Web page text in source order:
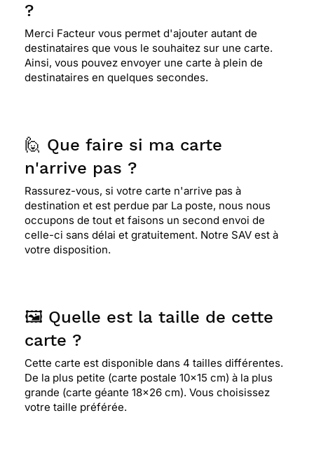
?
Merci Facteur vous permet d'ajouter autant de
destinataires que vous le souhaitez sur une carte.
Ainsi, vous pouvez envoyer une carte à plein de
destinataires en quelques secondes.
🙋 Que faire si ma carte
n'arrive pas ?
Rassurez-vous, si votre carte n'arrive pas à
destination et est perdue par La poste, nous nous
occupons de tout et faisons un second envoi de
celle-ci sans délai et gratuitement. Notre SAV est à
votre disposition.
🖼️ Quelle est la taille de cette
carte ?
Cette carte est disponible dans 4 tailles différentes.
De la plus petite (carte postale 10x15 cm) à la plus
grande (carte géante 18x26 cm). Vous choisissez
votre taille préférée.